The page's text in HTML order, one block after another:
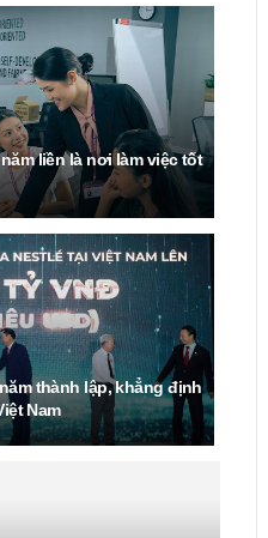
liền là nơi làm việc tốt
thành lập, khẳng định
Nam